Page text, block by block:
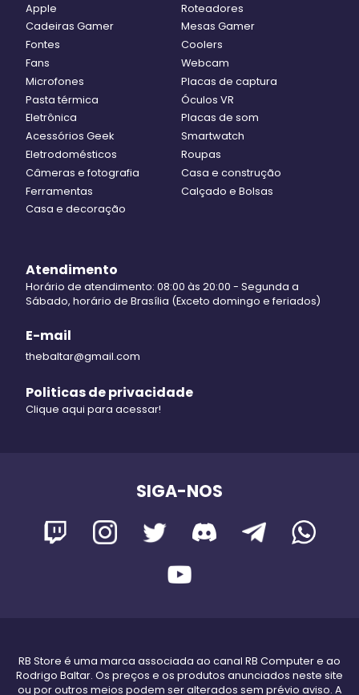
Apple
Roteadores
Cadeiras Gamer
Mesas Gamer
Fontes
Coolers
Fans
Webcam
Microfones
Placas de captura
Pasta térmica
Óculos VR
Eletrônica
Placas de som
Acessórios Geek
Smartwatch
Eletrodomésticos
Roupas
Câmeras e fotografia
Casa e construção
Ferramentas
Calçado e Bolsas
Casa e decoração
Atendimento
Horário de atendimento: 08:00 às 20:00 - Segunda a
Sábado, horário de Brasília (Exceto domingo e feriados)
E-mail
thebaltar@gmail.com
Politicas de privacidade
Clique aqui para acessar!
SIGA-NOS
RB Store é uma marca associada ao canal RB Computer e ao
Rodrigo Baltar. Os preços e os produtos anunciados neste site
ou por outros meios podem ser alterados sem prévio aviso. A